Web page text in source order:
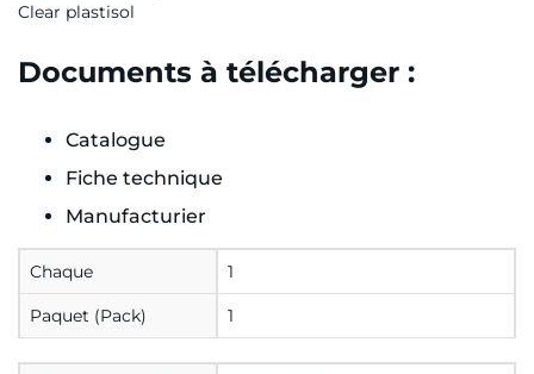
Clear plastisol
Documents à télécharger :
Catalogue
Fiche technique
Manufacturier
Chaque 1
Paquet (Pack) 1